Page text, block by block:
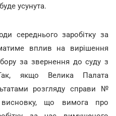
усунута.
середнього заробітку за
вплив на вирішення
за звернення до суду з
якщо Велика Палата
розгляду справи №
що вимога про